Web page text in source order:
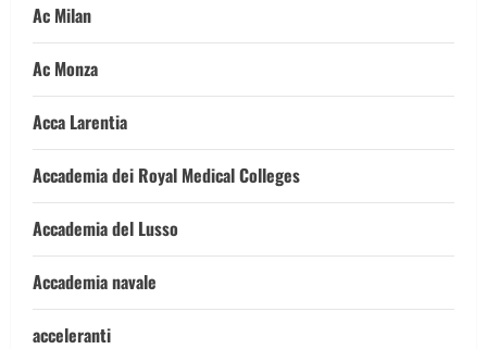
Ac Milan
Ac Monza
Acca Larentia
Accademia dei Royal Medical Colleges
Accademia del Lusso
Accademia navale
acceleranti